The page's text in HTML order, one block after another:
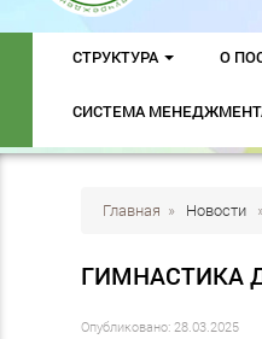
СТРУКТУРА О
СИСТЕМА
Главная » Новости
ГИМНАСТИКА
Опубликовано: 28.03.2025